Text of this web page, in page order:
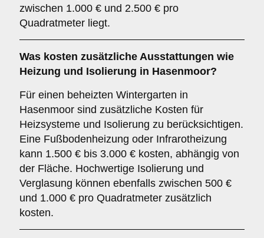
zwischen 1.000 € und 2.500 € pro
Quadratmeter liegt.
Was kosten zusätzliche Ausstattungen wie
Heizung und Isolierung in Hasenmoor?
Für einen beheizten Wintergarten in
Hasenmoor sind zusätzliche Kosten für
Heizsysteme und Isolierung zu berücksichtigen.
Eine Fußbodenheizung oder Infrarotheizung
kann 1.500 € bis 3.000 € kosten, abhängig von
der Fläche. Hochwertige Isolierung und
Verglasung können ebenfalls zwischen 500 €
und 1.000 € pro Quadratmeter zusätzlich
kosten.